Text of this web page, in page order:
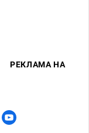
РЕКЛАМА НА